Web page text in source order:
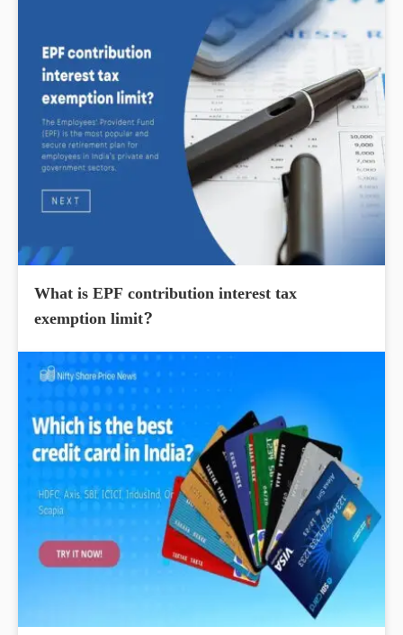
What is EPF contribution interest tax
exemption limit?